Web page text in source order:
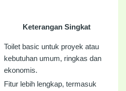
Keterangan Singkat
Toilet basic untuk proyek atau
kebutuhan umum, ringkas dan
ekonomis.
Fitur lebih lengkap, termasuk